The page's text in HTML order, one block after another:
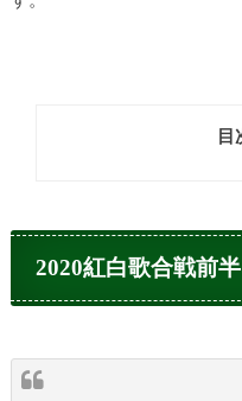
目
2020紅白歌合戦前